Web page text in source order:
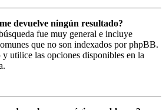
devuelve ningún resultado?
fue muy general e incluye
que no son indexados por phpBB.
y utilice las opciones disponibles en la